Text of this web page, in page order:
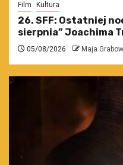
Film Kultura
26. SFF: Ostatniej
sierpnia” Joachima
05/08/2026 Maja